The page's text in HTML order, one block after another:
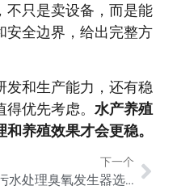
不只是卖设备，而是能
安全边界，给出完整方
发和生产能力，还有稳
优先考虑。 水产养殖
养殖效果才会更稳。
下一个
污水处理臭氧发生器选哪家更靠谱